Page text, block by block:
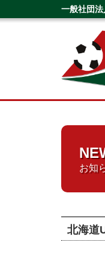
一般社団
お知
北海道